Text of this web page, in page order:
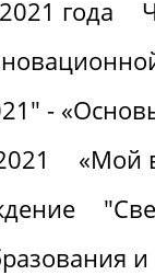
года
-
«Мой
и